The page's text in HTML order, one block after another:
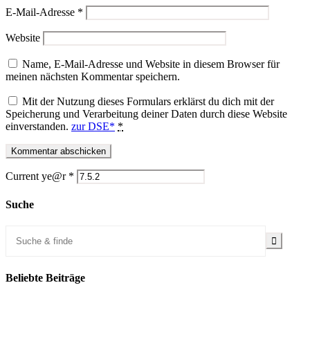
E-Mail-Adresse *
Website
Name, E-Mail-Adresse und Website in diesem Browser für
meinen nächsten Kommentar speichern.
Mit der Nutzung dieses Formulars erklärst du dich mit der
Speicherung und Verarbeitung deiner Daten durch diese Website
einverstanden. zur DSE* *
Current ye@r *
Suche
Beliebte Beiträge